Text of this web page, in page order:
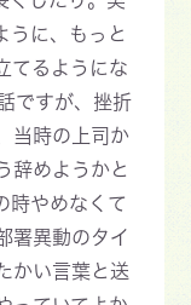
うに、もっと
てるようにな
ですが、挫折
当時の上司か
辞めようかと
時やめなくて
署異動のタイ
かい言葉と送